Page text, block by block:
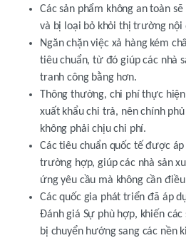
Các sản phẩm không an toàn
và bị loại bỏ khỏi thị trường nội
Ngăn chặn việc xả hàng kém
tiêu chuẩn, từ đó giúp các nhà
tranh công bằng hơn.
Thông thường, chi phí thực
xuất khẩu chi trả, nên chính
không phải chịu chi phí.
Các tiêu chuẩn quốc tế được
trường hợp, giúp các nhà sản
ứng yêu cầu mà không cần
Các quốc gia phát triển đã áp
Đánh giá Sự phù hợp, khiến
bị chuyển hướng sang các nền